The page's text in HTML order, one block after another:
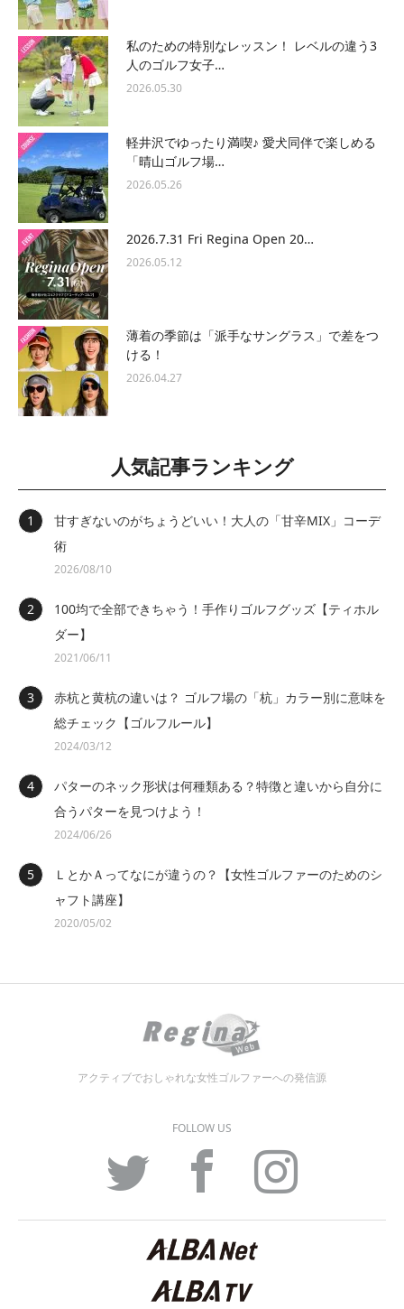
私のための特別なレッスン！ レベルの違う3
人のゴルフ女子…
2026.05.30
軽井沢でゆったり満喫♪ 愛犬同伴で楽しめる
「晴山ゴルフ場…
2026.05.26
2026.7.31 Fri Regina Open 20…
2026.05.12
薄着の季節は「派手なサングラス」で差をつ
ける！
2026.04.27
人気記事ランキング
甘すぎないのがちょうどいい！大人の「甘辛MIX」コーデ
術
2026/08/10
100均で全部できちゃう！手作りゴルフグッズ【ティホル
ダー】
2021/06/11
赤杭と黄杭の違いは？ ゴルフ場の「杭」カラー別に意味を
総チェック【ゴルフルール】
2024/03/12
パターのネック形状は何種類ある？特徴と違いから自分に
合うパターを見つけよう！
2024/06/26
ＬとかＡってなにが違うの？【女性ゴルファーのためのシ
ャフト講座】
2020/05/02
アクティブでおしゃれな女性ゴルファーへの発信源
FOLLOW US
Facebook Instagram